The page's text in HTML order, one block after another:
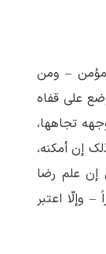
– ومن
علی قفاه
تجاهها،
إن أمکنه،
إن علم رضا
وإلّا اعتبر